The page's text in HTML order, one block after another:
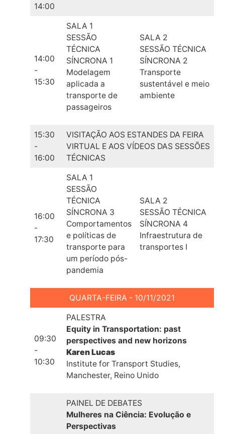
14:00
14:00
-
15:30
SALA 1
SESSÃO
TÉCNICA
SÍNCRONA 1
Modelagem
aplicada a
transporte de
passageiros
SALA 2
SESSÃO TÉCNICA
SÍNCRONA 2
Transporte
sustentável e meio
ambiente
15:30
-
16:00
VISITAÇÃO AOS ESTANDES DA FEIRA
VIRTUAL E AOS VÍDEOS DAS SESSÕES
TÉCNICAS
16:00
-
17:30
SALA 1
SESSÃO
TÉCNICA
SÍNCRONA 3
Comportamentos
e políticas de
transporte para
um período pós-
pandemia
SALA 2
SESSÃO TÉCNICA
SÍNCRONA 4
Infraestrutura de
transportes I
QUARTA-FEIRA - 10/11/2021
09:30
-
10:30
PALESTRA
Equity in Transportation: past
perspectives and new horizons
Karen Lucas
Institute for Transport Studies,
Manchester, Reino Unido
PAINEL DE DEBATES
Mulheres na Ciência: Evolução e
Perspectivas